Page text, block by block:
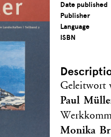
Date published
Publisher
Language
ISBN
Geleitwort
Paul Mülle
Monika